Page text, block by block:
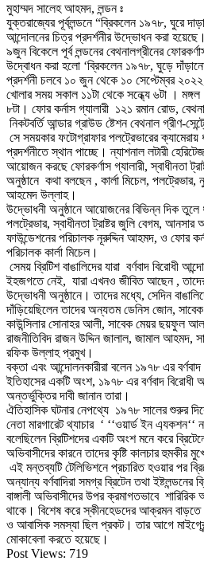
মুহাম্মদ সালেহ আহমদ, লন্ডন ঃ
যুক্তরাজ্যের পূর্বলন্ডনে “ব্রিকলেন ১৯৭৮, ঘুরে
আন্দোলনের চিত্র প্রদর্শনীর উদ্ভোধন করা হয়েছে।
৯জুন বিকেলে পূর্ব লন্ডনের বেথনালগ্রীনের
উদ্বোধন করা হলো ‘ব্রিকলেন ১৯৭৮, ঘুড়ে
প্রদর্শনী চলবে ১০ জুন থেকে ১০ সেপ্টেম্বর
খোলার সময় সকাল ১১টা থেকে সন্ধ্যে ৬টা ।
৮টা। ফোর কর্নাস গ্যালারী ১২১ রমান রোড,
নিকটবর্তি আন্ডার গ্রাউড ষ্টেশন বেথনাল গ্রীণ-
সে সময়কার ফটোগ্রাফার পলট্রেভারের
প্রদর্শনীতে স্থান পাচ্ছে। ন্যাশনাল লটারী
আয়োজন করছে ফোরকর্ণাস গ্যালারী, স্বাধীনতা
অনুষ্ঠানে কথা বলছেন , কার্লা মিচেল,
আহমেদ উল্লাহ।
উদ্ভোধনী অনুষ্ঠানে আয়োজনের বিভিন্ন দিক তুলে
পলট্রেভার, স্বাধীনতা ট্রাষ্টর জুলি বেগম,
ফাউন্ডেশনের পরিচালক নূরুদ্দিন আহমদ, ও ফোর
পরিচালক কার্লা মিচেল।
সেময় ব্রিটিশ বাঙালিদের যারা বর্ণবাদ বিরোধী
ইহজগতে নেই, যারা এখনও জীবিত আছেন ,
উদ্ভোধনী অনুষ্ঠানে। তাদের মধ্যে, সেদিন
দাঁড়িয়েছিলেন তাদের অন্যতম ডেনিস জোন,
কাউন্সিলার সোনাহর আলী, সাবেক মেয়র ছয়ফুল
রাজনীতিবিদ রাজন উদ্দিন জালাল, জামাল আহমদ,
রফিক উল্লাহ প্রমুখ।
বক্তা এবং আন্দোলনকারীরা বলেন ১৯৭৮ এর বর্ণবাদ
ইতিহাসের একটি অংশ, ‍১৯৭৮ এর বর্ণবাদ বিরোধী
অন্তর্ভুক্তির দাবী জানান তারা।
ঐতিহাসিক ঘটনার নেপথ্যে ১৯৭৮ সালের শুরুর দিকে
নেতা মারগারেট থ্যাচার ‘ ‘‘ওয়ার্ড ইন এ্যকশন‘‘
বলেছিলেন ব্রিটিশদের একটি অংশ মনে করে
অভিবাসীদের কারনে তাদের কৃষ্টি কালচার হুমকীর
এই মন্তব্যটি টেলিভিশনে প্রচারিত হওয়ার পর
অন্যান্য বর্ণবাদিরা সমগ্র ব্রিটেন তথা
বাঙ্গালী অভিবাসীদের উপর ক্রমাগতভাবে
থাকে। বিশেষ করে স্কীনহেডদের আক্রমন বাড়তে
ও আবাসিক সমস্যা ছিল প্রকট। তার আগে
মোকাবেলা করতে হয়েছে।
Post Views: 719